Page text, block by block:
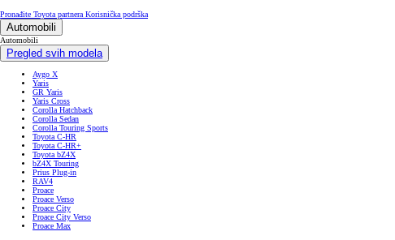
Pronađite Toyota partnera Korisnička podrška
Automobili
Automobili
Pregled svih modela
Aygo X
Yaris
GR Yaris
Yaris Cross
Corolla Hatchback
Corolla Sedan
Corolla Touring Sports
Toyota C-HR
Toyota C-HR+
Toyota bZ4X
bZ4X Touring
Prius Plug-in
RAV4
Proace
Proace Verso
Proace City
Proace City Verso
Proace Max